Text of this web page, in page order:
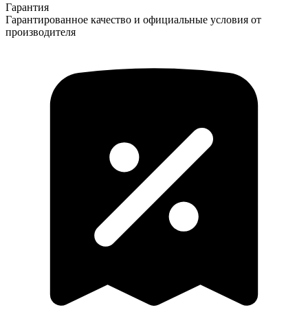
Гарантия
Гарантированное качество и официальные условия от
производителя